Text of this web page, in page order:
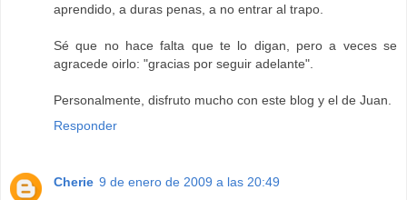
aprendido, a duras penas, a no entrar al trapo.
Sé que no hace falta que te lo digan, pero a veces se
agracede oirlo: "gracias por seguir adelante".
Personalmente, disfruto mucho con este blog y el de Juan.
Responder
Cherie 9 de enero de 2009 a las 20:49